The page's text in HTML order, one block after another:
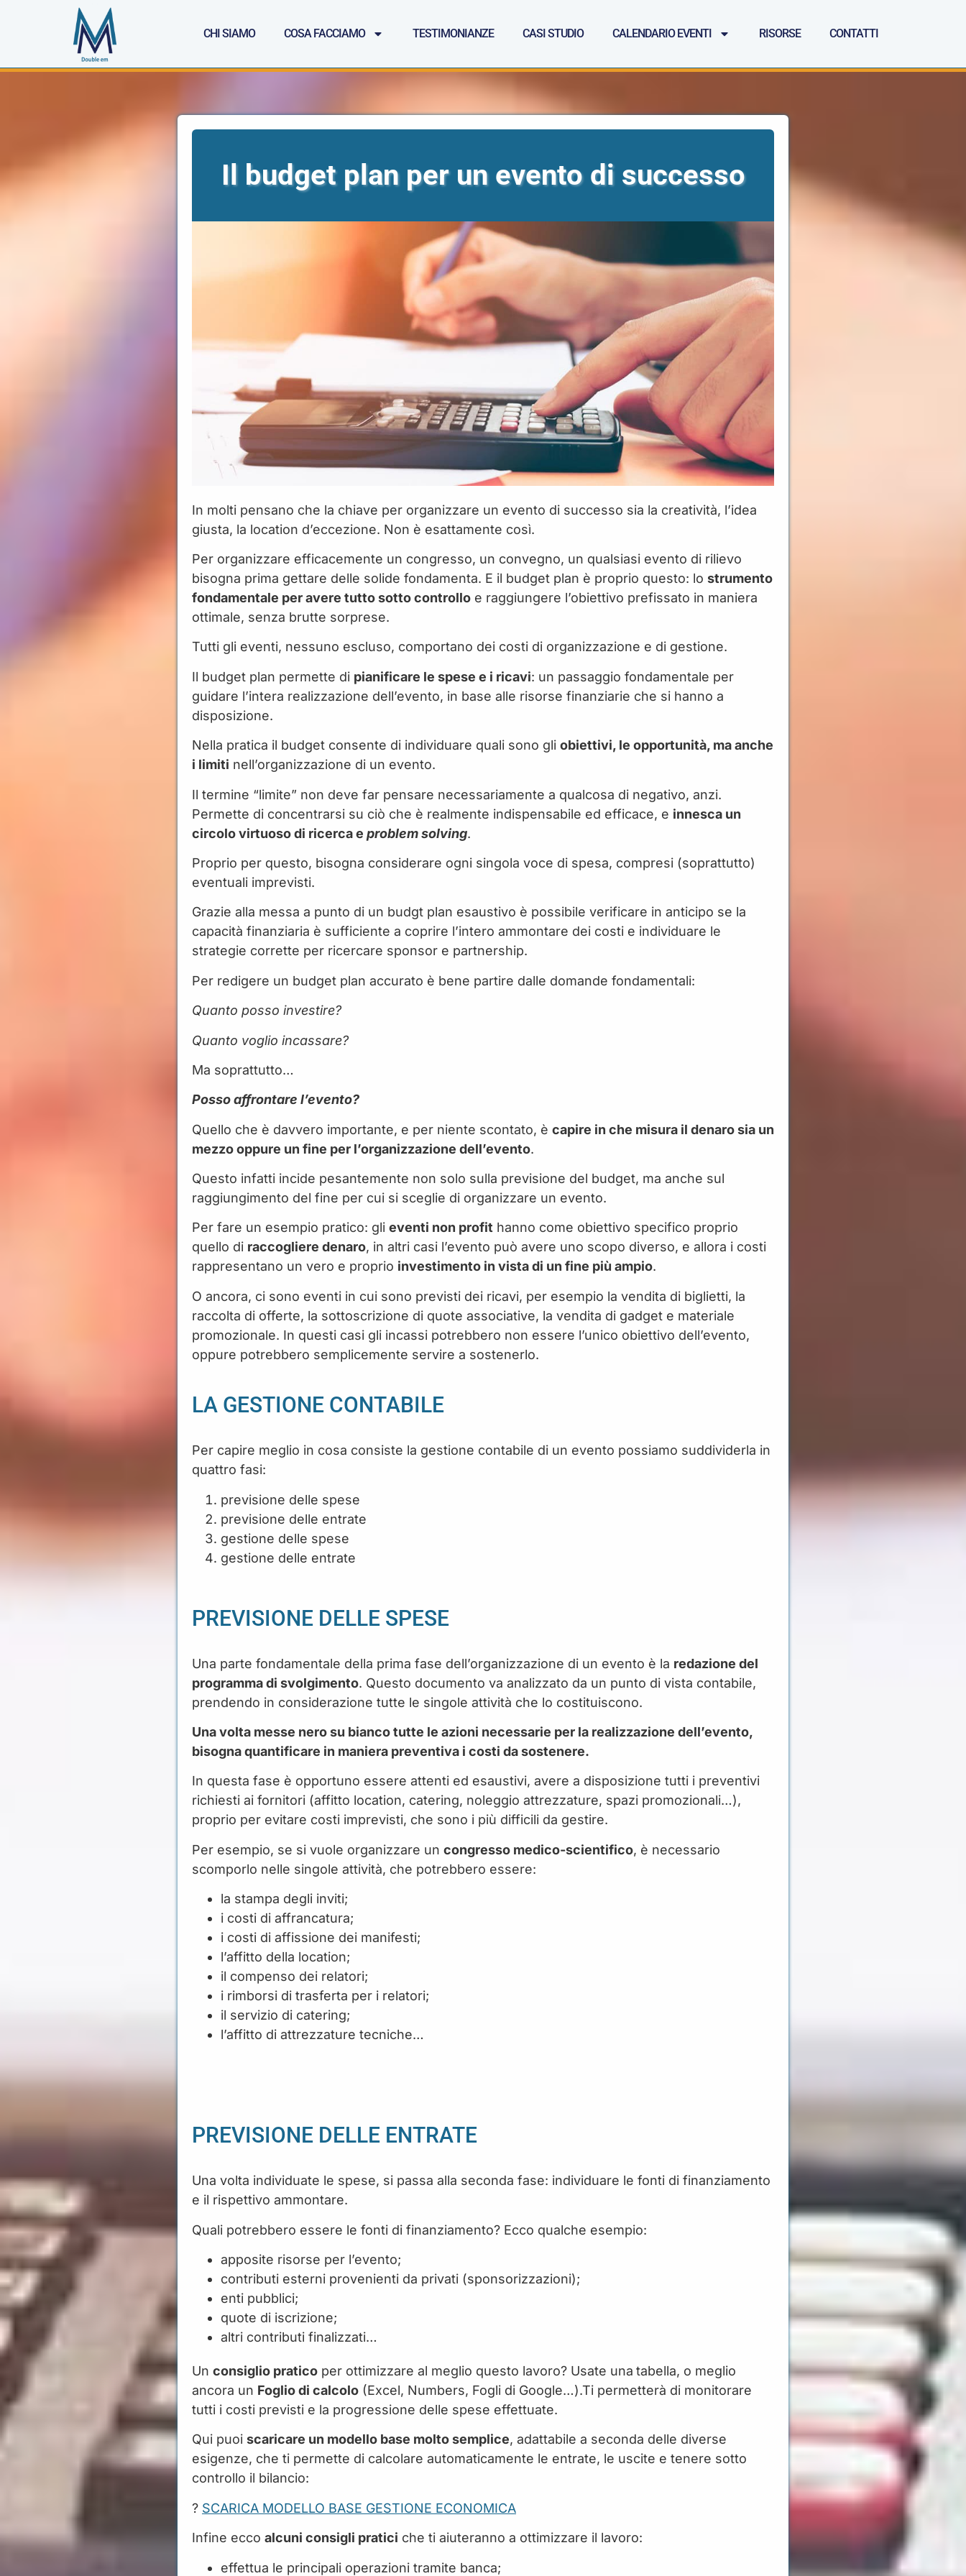
CHI SIAMO COSA FACCIAMO TESTIMONIANZE CASI STUDIO CALENDARIO EVENTI RISORSE CONTATTI
Il budget plan per un evento di successo
In molti pensano che la chiave per organizzare un evento di successo sia la creatività, l’idea
giusta, la location d’eccezione. Non è esattamente così.
Per organizzare efficacemente un congresso, un convegno, un qualsiasi evento di rilievo
bisogna prima gettare delle solide fondamenta. E il budget plan è proprio questo: lo strumento
fondamentale per avere tutto sotto controllo e raggiungere l’obiettivo prefissato in maniera
ottimale, senza brutte sorprese.
Tutti gli eventi, nessuno escluso, comportano dei costi di organizzazione e di gestione.
Il budget plan permette di pianificare le spese e i ricavi: un passaggio fondamentale per
guidare l’intera realizzazione dell’evento, in base alle risorse finanziarie che si hanno a
disposizione.
Nella pratica il budget consente di individuare quali sono gli obiettivi, le opportunità, ma anche
i limiti nell’organizzazione di un evento.
Il termine “limite” non deve far pensare necessariamente a qualcosa di negativo, anzi.
Permette di concentrarsi su ciò che è realmente indispensabile ed efficace, e innesca un
circolo virtuoso di ricerca e problem solving.
Proprio per questo, bisogna considerare ogni singola voce di spesa, compresi (soprattutto)
eventuali imprevisti.
Grazie alla messa a punto di un budgt plan esaustivo è possibile verificare in anticipo se la
capacità finanziaria è sufficiente a coprire l’intero ammontare dei costi e individuare le
strategie corrette per ricercare sponsor e partnership.
Per redigere un budget plan accurato è bene partire dalle domande fondamentali:
Quanto posso investire?
Quanto voglio incassare?
Ma soprattutto…
Posso affrontare l’evento?
Quello che è davvero importante, e per niente scontato, è capire in che misura il denaro sia un
mezzo oppure un fine per l’organizzazione dell’evento.
Questo infatti incide pesantemente non solo sulla previsione del budget, ma anche sul
raggiungimento del fine per cui si sceglie di organizzare un evento.
Per fare un esempio pratico: gli eventi non profit hanno come obiettivo specifico proprio
quello di raccogliere denaro, in altri casi l’evento può avere uno scopo diverso, e allora i costi
rappresentano un vero e proprio investimento in vista di un fine più ampio.
O ancora, ci sono eventi in cui sono previsti dei ricavi, per esempio la vendita di biglietti, la
raccolta di offerte, la sottoscrizione di quote associative, la vendita di gadget e materiale
promozionale. In questi casi gli incassi potrebbero non essere l’unico obiettivo dell’evento,
oppure potrebbero semplicemente servire a sostenerlo.
LA GESTIONE CONTABILE
Per capire meglio in cosa consiste la gestione contabile di un evento possiamo suddividerla in
quattro fasi:
previsione delle spese
previsione delle entrate
gestione delle spese
gestione delle entrate
PREVISIONE DELLE SPESE
Una parte fondamentale della prima fase dell’organizzazione di un evento è la redazione del
programma di svolgimento. Questo documento va analizzato da un punto di vista contabile,
prendendo in considerazione tutte le singole attività che lo costituiscono.
Una volta messe nero su bianco tutte le azioni necessarie per la realizzazione dell’evento,
bisogna quantificare in maniera preventiva i costi da sostenere.
In questa fase è opportuno essere attenti ed esaustivi, avere a disposizione tutti i preventivi
richiesti ai fornitori (affitto location, catering, noleggio attrezzature, spazi promozionali…),
proprio per evitare costi imprevisti, che sono i più difficili da gestire.
Per esempio, se si vuole organizzare un congresso medico-scientifico, è necessario
scomporlo nelle singole attività, che potrebbero essere:
la stampa degli inviti;
i costi di affrancatura;
i costi di affissione dei manifesti;
l’affitto della location;
il compenso dei relatori;
i rimborsi di trasferta per i relatori;
il servizio di catering;
l’affitto di attrezzature tecniche…
PREVISIONE DELLE ENTRATE
Una volta individuate le spese, si passa alla seconda fase: individuare le fonti di finanziamento
e il rispettivo ammontare.
Quali potrebbero essere le fonti di finanziamento? Ecco qualche esempio:
apposite risorse per l’evento;
contributi esterni provenienti da privati (sponsorizzazioni);
enti pubblici;
quote di iscrizione;
altri contributi finalizzati…
Un consiglio pratico per ottimizzare al meglio questo lavoro? Usate una tabella, o meglio
ancora un Foglio di calcolo (Excel, Numbers, Fogli di Google…).Ti permetterà di monitorare
tutti i costi previsti e la progressione delle spese effettuate.
Qui puoi scaricare un modello base molto semplice, adattabile a seconda delle diverse
esigenze, che ti permette di calcolare automaticamente le entrate, le uscite e tenere sotto
controllo il bilancio:
? SCARICA MODELLO BASE GESTIONE ECONOMICA
Infine ecco alcuni consigli pratici che ti aiuteranno a ottimizzare il lavoro:
effettua le principali operazioni tramite banca;